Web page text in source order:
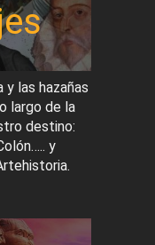
las hazañas
largo de la
destino:
y